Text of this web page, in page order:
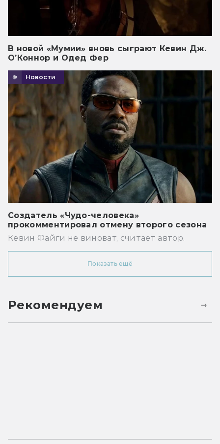
В новой «Мумии» вновь сыграют Кевин Дж.
О’Коннор и Одед Фер
Новости
Создатель «Чудо-человека»
прокомментировал отмену второго сезона
Кевин Файги не виноват, считает автор.
Показать ещё
Рекомендуем